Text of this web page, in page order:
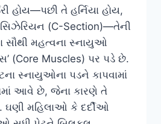
હોય—પછી તે હર્નિયા હોય,
(C-Section)—તેની
સૌથી મહત્વના સ્નાયુઓ
(Core Muscles) પર પડે છે.
સ્નાયુઓના પડને કાપવામાં
આવે છે, જેના કારણે તે
ઘણી મહિલાઓ કે દર્દીઓ